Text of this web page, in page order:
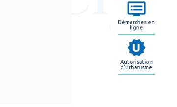
Démarches en
ligne
Autorisation
d'urbanisme